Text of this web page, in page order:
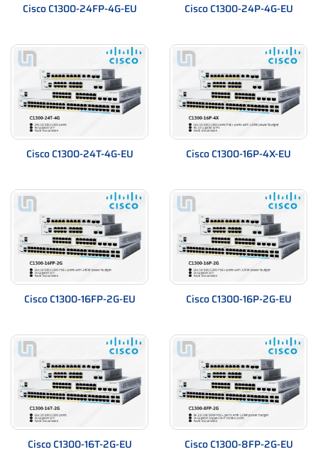
Cisco C1300-24FP-4G-EU Cisco C1300-24P-4G-EU
Cisco C1300-24T-4G-EU Cisco C1300-16P-4X-EU
Cisco C1300-16FP-2G-EU Cisco C1300-16P-2G-EU
Cisco C1300-16T-2G-EU Cisco C1300-8FP-2G-EU